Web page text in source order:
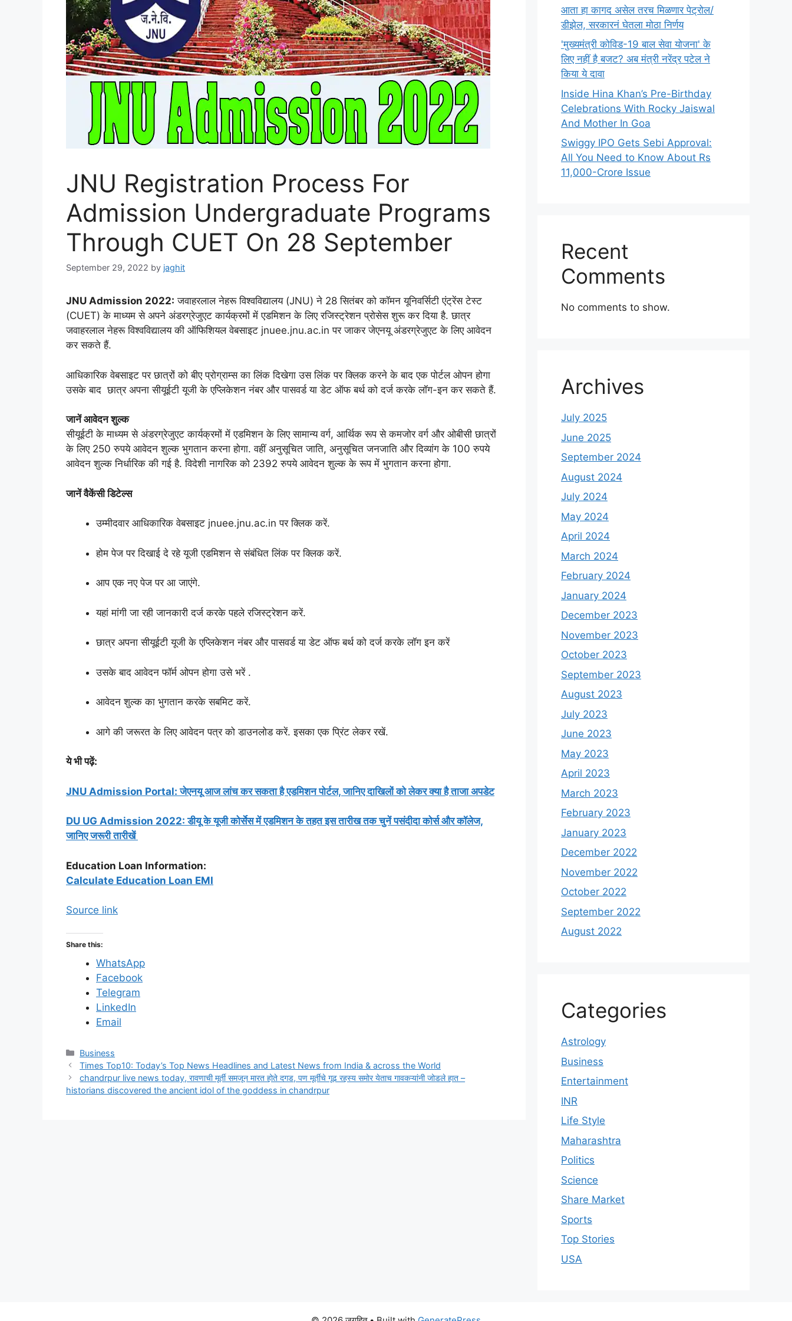
JNU Registration Process For
Admission Undergraduate Programs
Through CUET On 28 September
September 29, 2022 by jaghit
JNU Admission 2022: जवाहरलाल नेहरू विश्वविद्यालय (JNU) ने 28 सितंबर को कॉमन यूनिवर्सिटी एंट्रेंस टेस्ट
(CUET) के माध्यम से अपने अंडरग्रेजुएट कार्यक्रमों में एडमिशन के लिए रजिस्ट्रेशन प्रोसेस शुरू कर दिया है. छात्र
जवाहरलाल नेहरू विश्वविद्यालय की ऑफिशियल वेबसाइट jnuee.jnu.ac.in पर जाकर जेएनयू अंडरग्रेजुएट के लिए आवेदन
कर सकते हैं.
आधिकारिक वेबसाइट पर छात्रों को बीए प्रोग्राम्स का लिंक दिखेगा उस लिंक पर क्लिक करने के बाद एक पोर्टल ओपन होगा
उसके बाद छात्र अपना सीयूईटी यूजी के एप्लिकेशन नंबर और पासवर्ड या डेट ऑफ बर्थ को दर्ज करके लॉग-इन कर सकते हैं.
जानें आवेदन शुल्क
सीयूईटी के माध्यम से अंडरग्रेजुएट कार्यक्रमों में एडमिशन के लिए सामान्य वर्ग, आर्थिक रूप से कमजोर वर्ग और ओबीसी छात्रों
के लिए 250 रुपये आवेदन शुल्क भुगतान करना होगा. वहीं अनुसूचित जाति, अनुसूचित जनजाति और दिव्यांग के 100 रुपये
आवेदन शुल्क निर्धारिक की गई है. विदेशी नागरिक को 2392 रुपये आवेदन शुल्क के रूप में भुगतान करना होगा.
जानें वैकेंसी डिटेल्स
उम्मीदवार आधिकारिक वेबसाइट jnuee.jnu.ac.in पर क्लिक करें.
होम पेज पर दिखाई दे रहे यूजी एडमिशन से संबंधित लिंक पर क्लिक करें.
आप एक नए पेज पर आ जाएंगे.
यहां मांगी जा रही जानकारी दर्ज करके पहले रजिस्ट्रेशन करें.
छात्र अपना सीयूईटी यूजी के एप्लिकेशन नंबर और पासवर्ड या डेट ऑफ बर्थ को दर्ज करके लॉग इन करें
उसके बाद आवेदन फॉर्म ओपन होगा उसे भरें .
आवेदन शुल्क का भुगतान करके सबमिट करें.
आगे की जरूरत के लिए आवेदन पत्र को डाउनलोड करें. इसका एक प्रिंट लेकर रखें.
ये भी पढ़ें:
JNU Admission Portal: जेएनयू आज लांच कर सकता है एडमिशन पोर्टल, जानिए दाखिलों को लेकर क्या है ताजा अपडेट
DU UG Admission 2022: डीयू के यूजी कोर्सेस में एडमिशन के तहत इस तारीख तक चुनें पसंदीदा कोर्स और कॉलेज,
जानिए जरूरी तारीखें
Education Loan Information:
Calculate Education Loan EMI
Source link
Share this:
WhatsApp
Facebook
Telegram
LinkedIn
Email
C
a
t
e
Business
Times Top10: Today’s Top News Headlines and Latest News from India & across the World
chandrpur live news today, रावणाची मूर्ती समजून मारत होते दगड, पण मूर्तीचे गूढ रहस्य समोर येताच गावकऱ्यांनी जोडले हात –
historians discovered the ancient idol of the goddess in chandrpur
आता हा कागद असेल तरच मिळणार पेट्रोल/
डीझेल, सरकारनं घेतला मोठा निर्णय
'मुख्यमंत्री कोविड-19 बाल सेवा योजना' के
लिए नहीं है बजट? अब मंत्री नरेंद्र पटेल ने
किया ये दावा
Inside Hina Khan’s Pre-Birthday
Celebrations With Rocky Jaiswal
And Mother In Goa
Swiggy IPO Gets Sebi Approval:
All You Need to Know About Rs
11,000-Crore Issue
Recent
Comments
No comments to show.
Archives
July 2025
June 2025
September 2024
August 2024
July 2024
May 2024
April 2024
March 2024
February 2024
January 2024
December 2023
November 2023
October 2023
September 2023
August 2023
July 2023
June 2023
May 2023
April 2023
March 2023
February 2023
January 2023
December 2022
November 2022
October 2022
September 2022
August 2022
Categories
Astrology
Business
Entertainment
INR
Life Style
Maharashtra
Politics
Science
Share Market
Sports
Top Stories
USA